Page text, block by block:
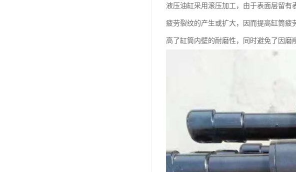
液压油缸采用滚压加工，由于表面层留
疲劳裂纹的产生或扩大，因而提高缸筒
高了缸筒内壁的耐磨性，同时避免了因磨